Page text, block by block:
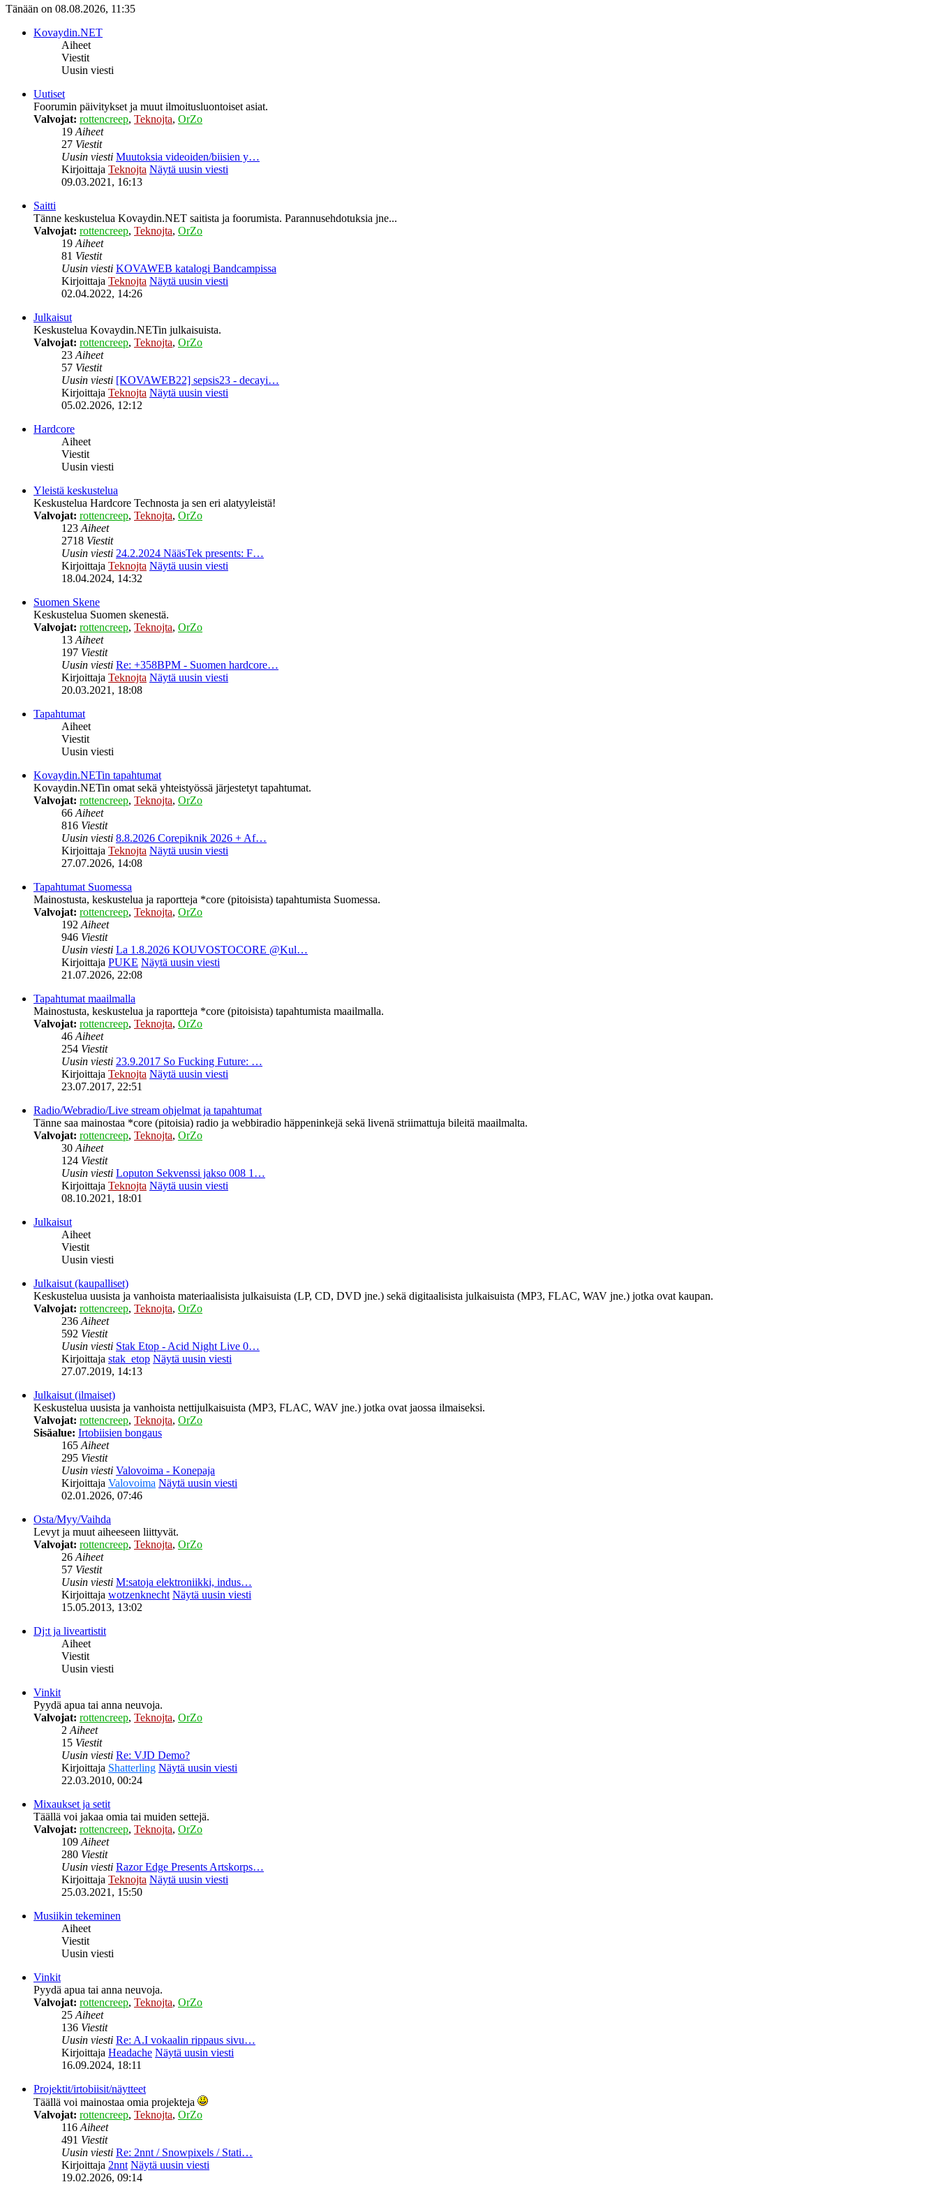
Tänään on 08.08.2026, 11:35
Kovaydin.NET
Aiheet
Viestit
Uusin viesti
Uutiset
Foorumin päivitykset ja muut ilmoitusluontoiset asiat.
Valvojat: rottencreep, Teknojta, OrZo
19Aiheet
27 Viestit
Uusin viesti Muutoksia videoiden/biisien y…
Kirjoittaja Teknojta Näytä uusin viesti
09.03.2021, 16:13
Saitti
Tänne keskustelua Kovaydin.NET saitista ja foorumista. Parannusehdotuksia jne...
Valvojat: rottencreep, Teknojta, OrZo
19Aiheet
81 Viestit
Uusin viesti KOVAWEB katalogi Bandcampissa
Kirjoittaja Teknojta Näytä uusin viesti
02.04.2022, 14:26
Julkaisut
Keskustelua Kovaydin.NETin julkaisuista.
Valvojat: rottencreep, Teknojta, OrZo
23Aiheet
57 Viestit
Uusin viesti [KOVAWEB22] sepsis23 - decayi…
Kirjoittaja Teknojta Näytä uusin viesti
05.02.2026, 12:12
Hardcore
Aiheet
Viestit
Uusin viesti
Yleistä keskustelua
Keskustelua Hardcore Technosta ja sen eri alatyyleistä!
Valvojat: rottencreep, Teknojta, OrZo
123Aiheet
2718 Viestit
Uusin viesti 24.2.2024 NääsTek presents: F…
Kirjoittaja Teknojta Näytä uusin viesti
18.04.2024, 14:32
Suomen Skene
Keskustelua Suomen skenestä.
Valvojat: rottencreep, Teknojta, OrZo
13Aiheet
197 Viestit
Uusin viesti Re: +358BPM - Suomen hardcore…
Kirjoittaja Teknojta Näytä uusin viesti
20.03.2021, 18:08
Tapahtumat
Aiheet
Viestit
Uusin viesti
Kovaydin.NETin tapahtumat
Kovaydin.NETin omat sekä yhteistyössä järjestetyt tapahtumat.
Valvojat: rottencreep, Teknojta, OrZo
66Aiheet
816 Viestit
Uusin viesti 8.8.2026 Corepiknik 2026 + Af…
Kirjoittaja Teknojta Näytä uusin viesti
27.07.2026, 14:08
Tapahtumat Suomessa
Mainostusta, keskustelua ja raportteja *core (pitoisista) tapahtumista Suomessa.
Valvojat: rottencreep, Teknojta, OrZo
192Aiheet
946 Viestit
Uusin viesti La 1.8.2026 KOUVOSTOCORE @Kul…
Kirjoittaja PUKE Näytä uusin viesti
21.07.2026, 22:08
Tapahtumat maailmalla
Mainostusta, keskustelua ja raportteja *core (pitoisista) tapahtumista maailmalla.
Valvojat: rottencreep, Teknojta, OrZo
46Aiheet
254 Viestit
Uusin viesti 23.9.2017 So Fucking Future: …
Kirjoittaja Teknojta Näytä uusin viesti
23.07.2017, 22:51
Radio/Webradio/Live stream ohjelmat ja tapahtumat
Tänne saa mainostaa *core (pitoisia) radio ja webbiradio häppeninkejä sekä livenä striimattuja bileitä maailmalta.
Valvojat: rottencreep, Teknojta, OrZo
30Aiheet
124 Viestit
Uusin viesti Loputon Sekvenssi jakso 008 1…
Kirjoittaja Teknojta Näytä uusin viesti
08.10.2021, 18:01
Julkaisut
Aiheet
Viestit
Uusin viesti
Julkaisut (kaupalliset)
Keskustelua uusista ja vanhoista materiaalisista julkaisuista (LP, CD, DVD jne.) sekä digitaalisista julkaisuista (MP3, FLAC, WAV jne.) jotka ovat kaupan.
Valvojat: rottencreep, Teknojta, OrZo
236Aiheet
592 Viestit
Uusin viesti Stak Etop - Acid Night Live 0…
Kirjoittaja stak_etop Näytä uusin viesti
27.07.2019, 14:13
Julkaisut (ilmaiset)
Keskustelua uusista ja vanhoista nettijulkaisuista (MP3, FLAC, WAV jne.) jotka ovat jaossa ilmaiseksi.
Valvojat: rottencreep, Teknojta, OrZo
Sisäalue: Irtobiisien bongaus
165Aiheet
295 Viestit
Uusin viesti Valovoima - Konepaja
Kirjoittaja Valovoima Näytä uusin viesti
02.01.2026, 07:46
Osta/Myy/Vaihda
Levyt ja muut aiheeseen liittyvät.
Valvojat: rottencreep, Teknojta, OrZo
26Aiheet
57 Viestit
Uusin viesti M:satoja elektroniikki, indus…
Kirjoittaja wotzenknecht Näytä uusin viesti
15.05.2013, 13:02
Dj:t ja liveartistit
Aiheet
Viestit
Uusin viesti
Vinkit
Pyydä apua tai anna neuvoja.
Valvojat: rottencreep, Teknojta, OrZo
2Aiheet
15 Viestit
Uusin viesti Re: VJD Demo?
Kirjoittaja Shatterling Näytä uusin viesti
22.03.2010, 00:24
Mixaukset ja setit
Täällä voi jakaa omia tai muiden settejä.
Valvojat: rottencreep, Teknojta, OrZo
109Aiheet
280 Viestit
Uusin viesti Razor Edge Presents Artskorps…
Kirjoittaja Teknojta Näytä uusin viesti
25.03.2021, 15:50
Musiikin tekeminen
Aiheet
Viestit
Uusin viesti
Vinkit
Pyydä apua tai anna neuvoja.
Valvojat: rottencreep, Teknojta, OrZo
25Aiheet
136 Viestit
Uusin viesti Re: A.I vokaalin rippaus sivu…
Kirjoittaja Headache Näytä uusin viesti
16.09.2024, 18:11
Projektit/irtobiisit/näytteet
Täällä voi mainostaa omia projekteja
Valvojat: rottencreep, Teknojta, OrZo
116Aiheet
491 Viestit
Uusin viesti Re: 2nnt / Snowpixels / Stati…
Kirjoittaja 2nnt Näytä uusin viesti
19.02.2026, 09:14